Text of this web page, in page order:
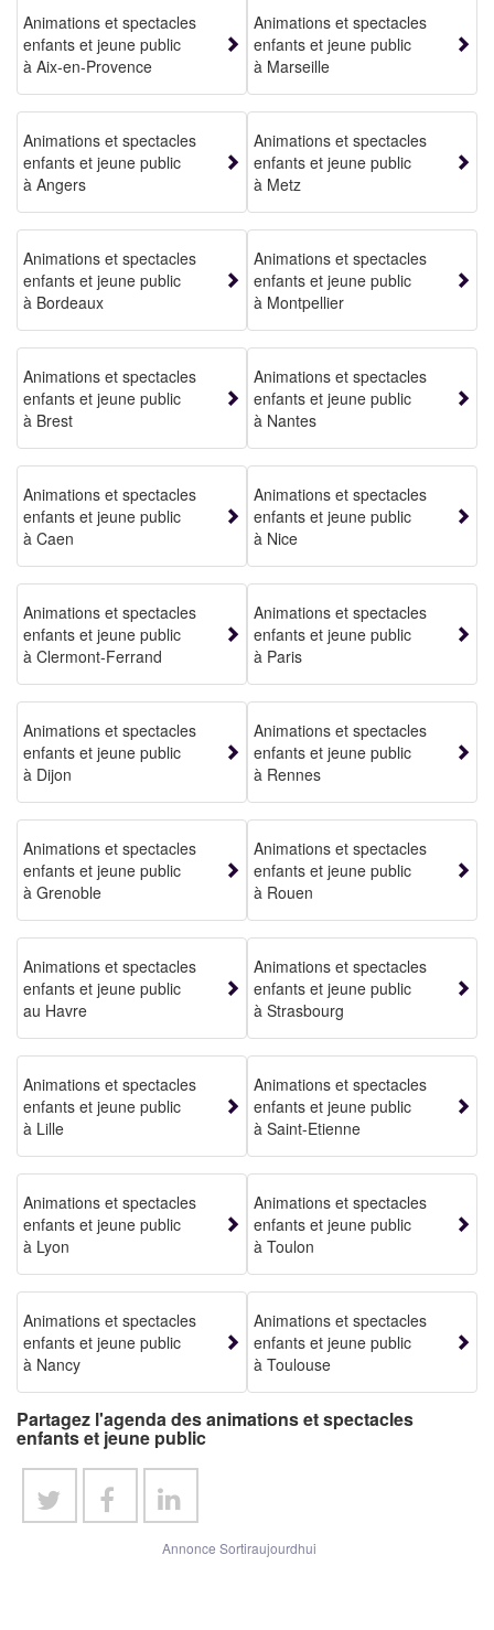
Animations et spectacles
enfants et jeune public
à Aix-en-Provence
Animations et spectacles
enfants et jeune public
à Angers
Animations et spectacles
enfants et jeune public
à Bordeaux
Animations et spectacles
enfants et jeune public
à Brest
Animations et spectacles
enfants et jeune public
à Caen
Animations et spectacles
enfants et jeune public
à Clermont-Ferrand
Animations et spectacles
enfants et jeune public
à Dijon
Animations et spectacles
enfants et jeune public
à Grenoble
Animations et spectacles
enfants et jeune public
au Havre
Animations et spectacles
enfants et jeune public
à Lille
Animations et spectacles
enfants et jeune public
à Lyon
Animations et spectacles
enfants et jeune public
à Nancy
Animations et spectacles
enfants et jeune public
à Marseille
Animations et spectacles
enfants et jeune public
à Metz
Animations et spectacles
enfants et jeune public
à Montpellier
Animations et spectacles
enfants et jeune public
à Nantes
Animations et spectacles
enfants et jeune public
à Nice
Animations et spectacles
enfants et jeune public
à Paris
Animations et spectacles
enfants et jeune public
à Rennes
Animations et spectacles
enfants et jeune public
à Rouen
Animations et spectacles
enfants et jeune public
à Strasbourg
Animations et spectacles
enfants et jeune public
à Saint-Etienne
Animations et spectacles
enfants et jeune public
à Toulon
Animations et spectacles
enfants et jeune public
à Toulouse
Partagez l'agenda des animations et spectacles
enfants et jeune public
Annonce Sortiraujourdhui